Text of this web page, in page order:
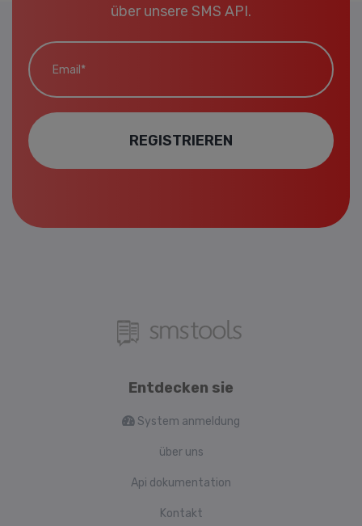
über unsere SMS API.
Email*
REGISTRIEREN
Entdecken sie
System anmeldung
über uns
Api dokumentation
Kontakt